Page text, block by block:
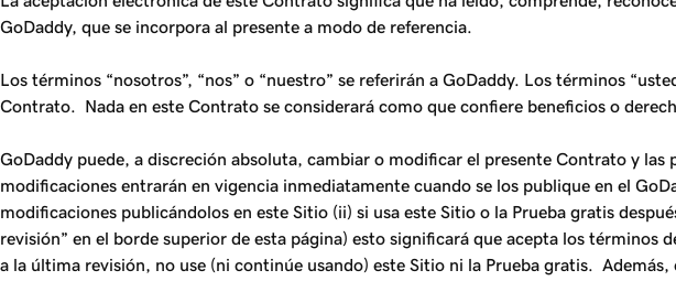
GoDaddy, que se incorpora al presente a modo de referencia.
Los términos “nosotros”, “nos” o “nuestro” se referirán a GoDaddy. Los términos
Contrato. Nada en este Contrato se considerará como que confiere beneficios o
GoDaddy puede, a discreción absoluta, cambiar o modificar el presente Contrato y
modificaciones entrarán en vigencia inmediatamente cuando se los publique en el
modificaciones publicándolos en este Sitio (ii) si usa este Sitio o la Prueba gratis
revisión” en el borde superior de esta página) esto significará que acepta los
a la última revisión, no use (ni continúe usando) este Sitio ni la Prueba gratis.